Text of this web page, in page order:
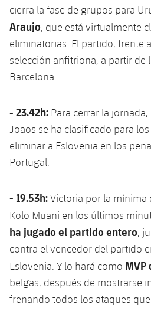
cierra la fase de grupos para
Araujo, que está virtualmente
eliminatorias. El partido, frente
selección anfitriona, a partir de
Barcelona.
- 23.42h: Para cerrar la jornada,
Joaos se ha clasificado para
eliminar a Eslovenia en los
Portugal.
- 19.53h:Victoria por la mínima
Kolo Muani en los últimos
ha jugado el partido entero,
contra el vencedor del partido
Eslovenia. Y lo hará como MVP
belgas, después de mostrarse
frenando todos los ataques